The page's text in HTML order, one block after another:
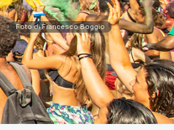
Foto di Francesco Boggio